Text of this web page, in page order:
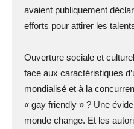
avaient publiquement
efforts pour attirer les
Ouverture sociale et
face aux caractéristiques
mondialisé et à la
« gay friendly » ? Une
monde change. Et les